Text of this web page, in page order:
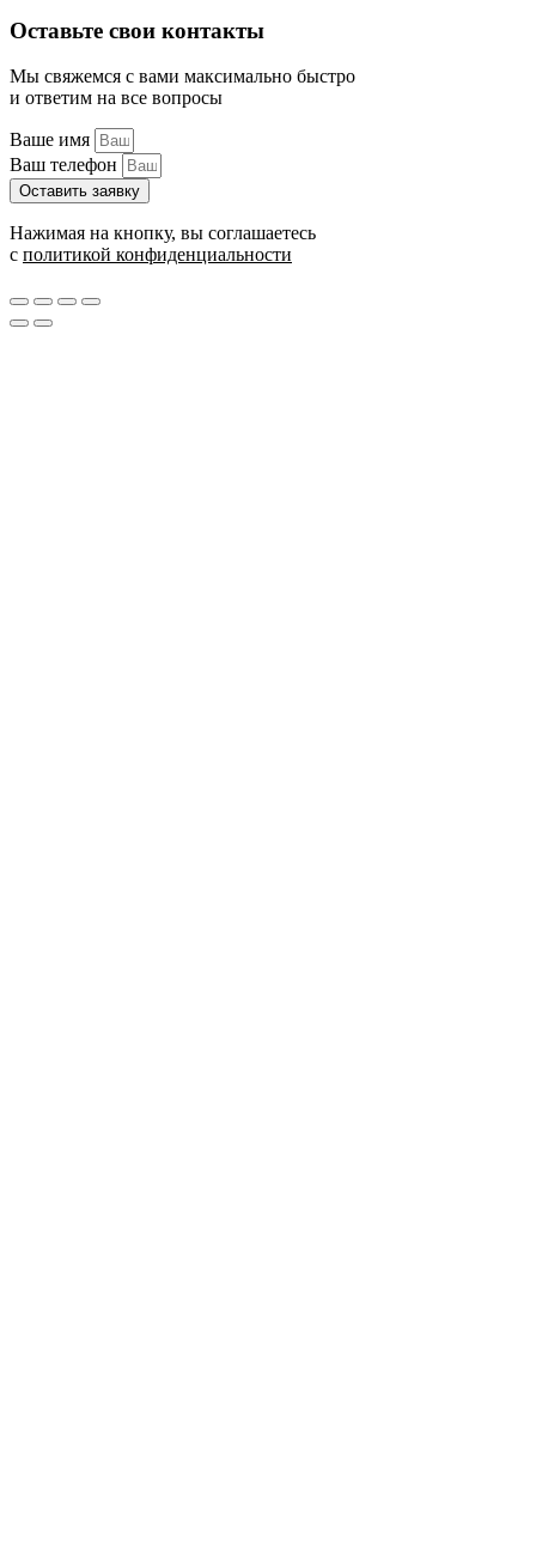
Оставьте свои контакты
Мы свяжемся с вами максимально быстро
и ответим на все вопросы
Ваше имя
Ваш телефон
Оставить заявку
Нажимая на кнопку, вы соглашаетесь
с политикой конфиденциальности